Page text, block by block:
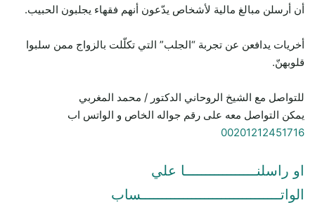
أن أرسلن مبالغ مالية لأشخاص يدّعون أنهم فقهاء يجلبون الحبيب.
أخريات يدافعن عن تجربة “الجلب” التي تكلّلت بالزواج ممن سلبوا
قلوبهنّ.
للتواصل مع الشيخ الروحاني الدكتور / محمد المغربي
يمكن التواصل معه على رقم جواله الخاص و الواتس اب
00201212451716
او راسلنـــــــــــــــــا علي
الواتـــــــــــــــــــــــــــــــــساب